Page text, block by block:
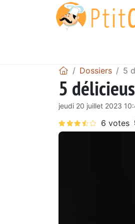
Dossiers 5
5
jeudi 20 juillet 2023